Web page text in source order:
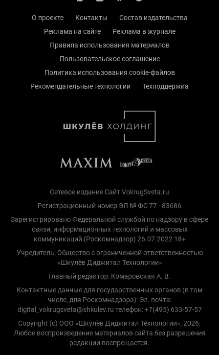
О проекте Контакты
Состав издательства
Реклама на сайте
Реклама в журнале
Правила использования материалов
Пользовательское соглашение
Политика использования cookie-файлов
Рекомендательные технологии
Техподдержка
Сетевое издание Сайт VokrugSveta.ru
Регистрационный номер ЭЛ № ФС 77 - 83686
Зарегистрировано Федеральной службой по надзору в сфере
связи, информационных технологий и массовых
коммуникаций (Роскомнадзор) 26.07.2022 18+
Учредитель: Общество с ограниченной ответственностью
«Шкулёв Диджитал Технологии»
Главный редактор: Комаровская А. В.
Контактные данные для государственных органов (в том
числе, для Роскомнадзора): Эл. почта:
digital_vokrugsveta@shkulev.ru телефон: +7(495) 633-57-57
Copyright (с) ООО «Шкулёв Диджитал Технологии», 2026.
Любое воспроизведение материалов сайта без разрешения
редакции воспрещается.